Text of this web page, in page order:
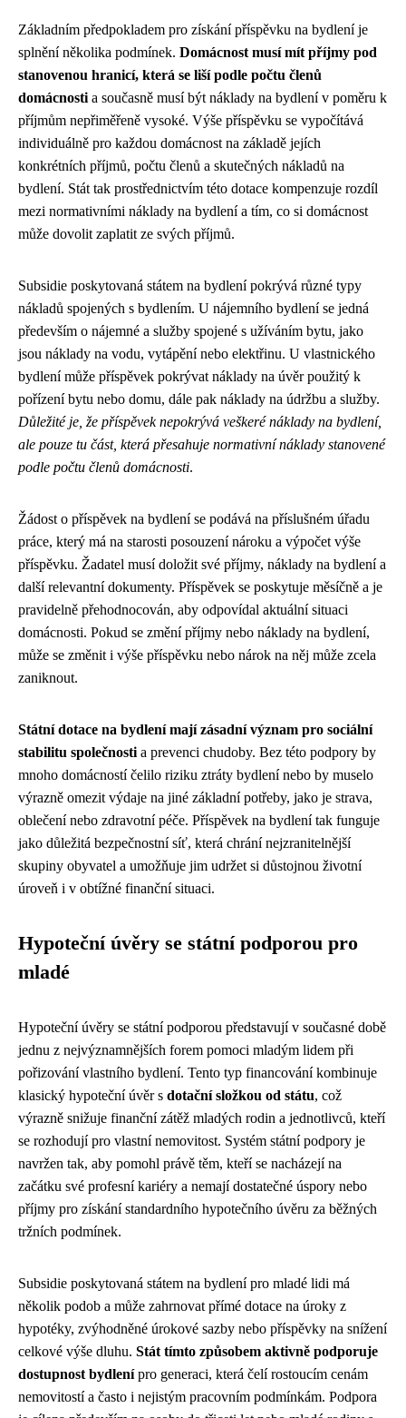
Základním předpokladem pro získání příspěvku na bydlení je
splnění několika podmínek. Domácnost musí mít příjmy pod
stanovenou hranicí, která se liší podle počtu členů
domácnosti a současně musí být náklady na bydlení v poměru k
příjmům nepřiměřeně vysoké. Výše příspěvku se vypočítává
individuálně pro každou domácnost na základě jejích
konkrétních příjmů, počtu členů a skutečných nákladů na
bydlení. Stát tak prostřednictvím této dotace kompenzuje rozdíl
mezi normativními náklady na bydlení a tím, co si domácnost
může dovolit zaplatit ze svých příjmů.
Subsidie poskytovaná státem na bydlení pokrývá různé typy
nákladů spojených s bydlením. U nájemního bydlení se jedná
především o nájemné a služby spojené s užíváním bytu, jako
jsou náklady na vodu, vytápění nebo elektřinu. U vlastnického
bydlení může příspěvek pokrývat náklady na úvěr použitý k
pořízení bytu nebo domu, dále pak náklady na údržbu a služby.
Důležité je, že příspěvek nepokrývá veškeré náklady na bydlení,
ale pouze tu část, která přesahuje normativní náklady stanovené
podle počtu členů domácnosti.
Žádost o příspěvek na bydlení se podává na příslušném úřadu
práce, který má na starosti posouzení nároku a výpočet výše
příspěvku. Žadatel musí doložit své příjmy, náklady na bydlení a
další relevantní dokumenty. Příspěvek se poskytuje měsíčně a je
pravidelně přehodnocován, aby odpovídal aktuální situaci
domácnosti. Pokud se změní příjmy nebo náklady na bydlení,
může se změnit i výše příspěvku nebo nárok na něj může zcela
zaniknout.
Státní dotace na bydlení mají zásadní význam pro sociální
stabilitu společnosti a prevenci chudoby. Bez této podpory by
mnoho domácností čelilo riziku ztráty bydlení nebo by muselo
výrazně omezit výdaje na jiné základní potřeby, jako je strava,
oblečení nebo zdravotní péče. Příspěvek na bydlení tak funguje
jako důležitá bezpečnostní síť, která chrání nejzranitelnější
skupiny obyvatel a umožňuje jim udržet si důstojnou životní
úroveň i v obtížné finanční situaci.
Hypoteční úvěry se státní podporou pro
mladé
Hypoteční úvěry se státní podporou představují v současné době
jednu z nejvýznamnějších forem pomoci mladým lidem při
pořizování vlastního bydlení. Tento typ financování kombinuje
klasický hypoteční úvěr s dotační složkou od státu, což
výrazně snižuje finanční zátěž mladých rodin a jednotlivců, kteří
se rozhodují pro vlastní nemovitost. Systém státní podpory je
navržen tak, aby pomohl právě těm, kteří se nacházejí na
začátku své profesní kariéry a nemají dostatečné úspory nebo
příjmy pro získání standardního hypotečního úvěru za běžných
tržních podmínek.
Subsidie poskytovaná státem na bydlení pro mladé lidi má
několik podob a může zahrnovat přímé dotace na úroky z
hypotéky, zvýhodněné úrokové sazby nebo příspěvky na snížení
celkové výše dluhu. Stát tímto způsobem aktivně podporuje
dostupnost bydlenípro generaci, která čelí rostoucím cenám
nemovitostí a často i nejistým pracovním podmínkám. Podpora